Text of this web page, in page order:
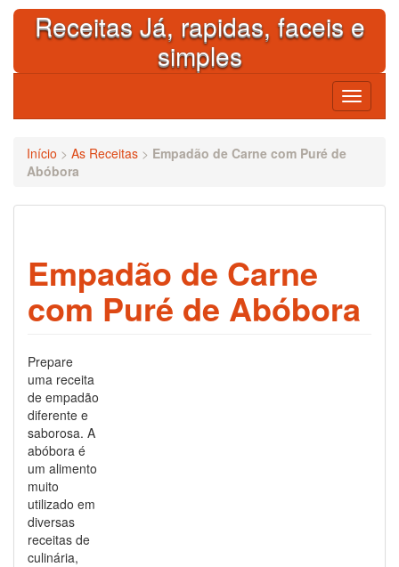
Skip
contentReceitas Já, rapidas, faceis e
simples
Toggle
Início > As Receitas > Empadão de Carne com Puré de
Abóbora
Empadão de Carne
com Puré de Abóbora
Prepare
uma receita
de empadão
diferente e
saborosa. A
abóbora é
um alimento
muito
utilizado em
diversas
receitas de
culinária,